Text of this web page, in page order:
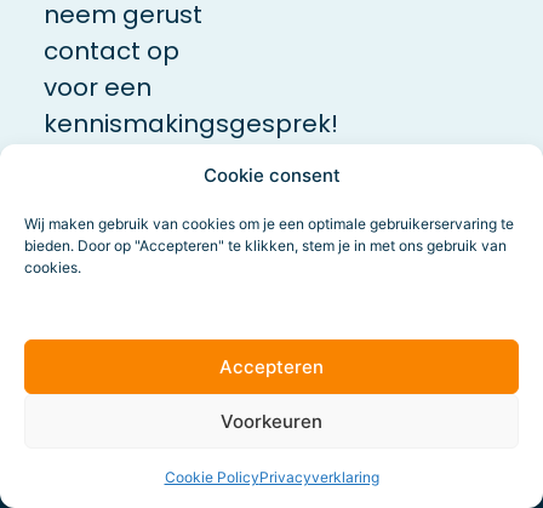
Cookie consent
Wij maken gebruik van cookies om je een optimale gebruikerservaring te
bieden. Door op "Accepteren" te klikken, stem je in met ons gebruik van
cookies.
Accepteren
Voorkeuren
Cookie PolicyPrivacyverklaring
neem gerust
contact op
voor een
kennismakingsgesprek!
Meer
weten?
Onze collega vertelt